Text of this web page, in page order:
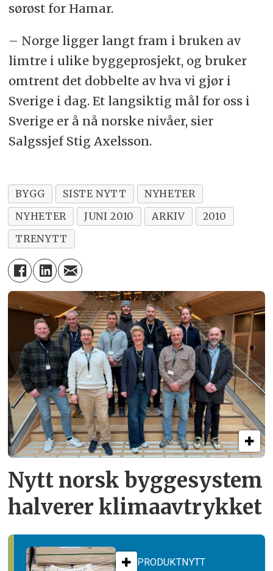
sørøst for Hamar.
– Norge ligger langt fram i bruken av
limtre i ulike byggeprosjekt, og bruker
omtrent det dobbelte av hva vi gjør i
Sverige i dag. Et langsiktig mål for oss i
Sverige er å nå norske nivåer, sier
Salgssjef Stig Axelsson.
BYGG SISTE NYTT
NYHETER
NYHETER
JUNI 2010 ARKIV
2010
TRENYTT
Nytt norsk byggesystem
halverer klimaavtrykket
PRODUKTNYTT